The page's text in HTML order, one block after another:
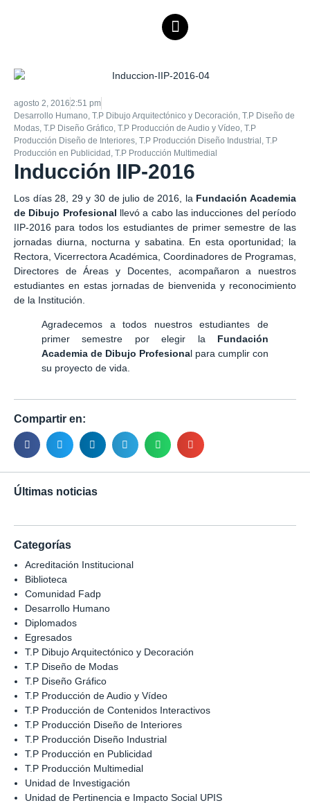
agosto 2, 2016 2:51 pm
Desarrollo Humano T.P Dibujo Arquitectónico y Decoración T.P Diseño de
Modas T.P Diseño Gráfico T.P Producción de Audio y Vídeo T.P
Producción Diseño de Interiores T.P Producción Diseño Industrial T.P
Producción en Publicidad T.P Producción Multimedial
Inducción IIP-2016
Los días 28, 29 y 30 de julio de 2016, la Fundación Academia
de Dibujo Profesional llevó a cabo las inducciones del período
IIP-2016 para todos los estudiantes de primer semestre de las
jornadas diurna, nocturna y sabatina. En esta oportunidad; la
Rectora, Vicerrectora Académica, Coordinadores de Programas,
Directores de Áreas y Docentes, acompañaron a nuestros
estudiantes en estas jornadas de bienvenida y reconocimiento
de la Institución.
Agradecemos a todos nuestros estudiantes de
primer semestre por elegir la Fundación
Academia de Dibujo Profesional para cumplir con
su proyecto de vida.
Compartir en:
Últimas noticias
Categorías
Acreditación Institucional
Biblioteca
Comunidad Fadp
Desarrollo Humano
Diplomados
Egresados
T.P Dibujo Arquitectónico y Decoración
T.P Diseño de Modas
T.P Diseño Gráfico
T.P Producción de Audio y Vídeo
T.P Producción de Contenidos Interactivos
T.P Producción Diseño de Interiores
T.P Producción Diseño Industrial
T.P Producción en Publicidad
T.P Producción Multimedial
Unidad de Investigación
Unidad de Pertinencia e Impacto Social UPIS